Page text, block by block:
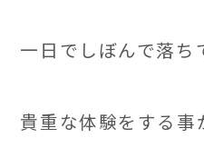
一日でしぼんで落ち
貴重な体験をする事